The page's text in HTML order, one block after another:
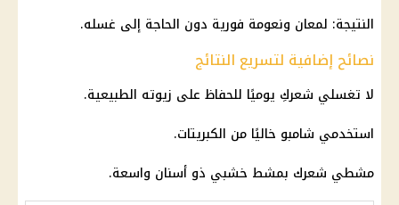
النتيجة: لمعان ونعومة فورية دون الحاجة إلى غسله.
نصائح إضافية لتسريع النتائج
لا تغسلي شعركِ يوميًا للحفاظ على زيوته الطبيعية.
استخدمي شامبو خاليًا من الكبريتات.
مشطي شعرك بمشط خشبي ذو أسنان واسعة.